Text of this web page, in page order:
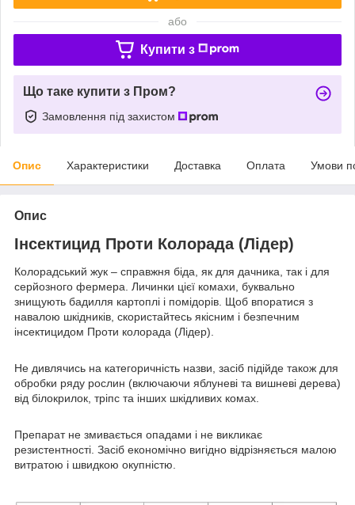
або
Купити з
Що таке купити з Пром?
Замовлення під захистом
Опис Характеристики Доставка Оплата Умови
Опис
Інсектицид Проти Колорада (Лідер)
Колорадський жук – справжня біда, як для дачника, так і для
серйозного фермера. Личинки цієї комахи, буквально
знищують бадилля картоплі і помідорів. Щоб впоратися з
навалою шкідників, скористайтесь якісним і безпечним
інсектицидом Проти колорада (Лідер).
Не дивлячись на категоричність назви, засіб підійде також для
обробки ряду рослин (включаючи яблуневі та вишневі дерева)
від білокрилок, тріпс та інших шкідливих комах.
Препарат не змивається опадами і не викликає
резистентності. Засіб економічно вигідно відрізняється малою
витратою і швидкою окупністю.